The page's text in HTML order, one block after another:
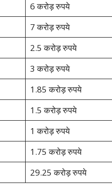
6 करोड़ रुपये
7 करोड़ रुपये
2.5 करोड़ रुपये
3 करोड़ रुपये
1.85 करोड़ रुपये
1.5 करोड़ रुपये
1 करोड़ रुपये
1.75 करोड़ रुपये
29.25 करोड़ रुपये